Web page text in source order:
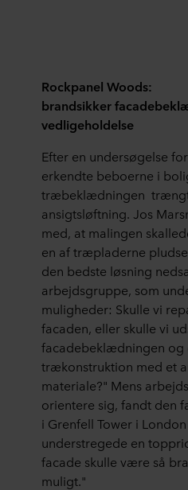
Rockpanel Woods:
brandsikker
vedligeholdelse
Efter en undersøgelse
erkendte beboerne i
træbeklædningen
ansigtsløftning. Jos
med, at malingen
en af træpladerne
den bedste løsning
arbejdsgruppe, som
muligheder: Skulle vi
facaden, eller skulle vi
facadebeklædningen og
trækonstruktion med et
materiale?" Mens
orientere sig, fandt den
i Grenfell Tower i
understregede en
facade skulle være så
muligt."